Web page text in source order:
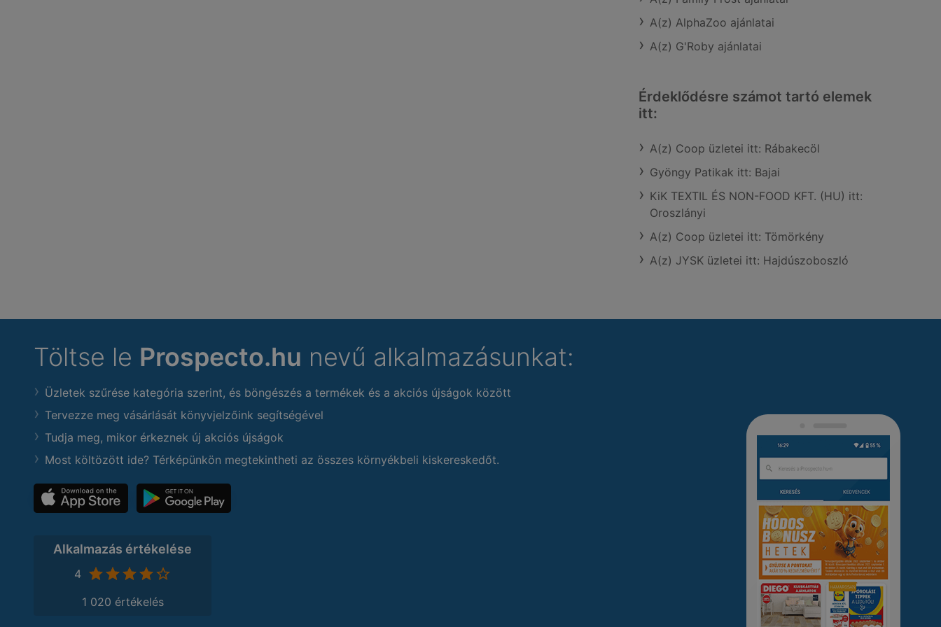
A(z) AlphaZoo ajánlatai
A(z) G'Roby ajánlatai
Érdeklődésre számot tartó elemek
itt:
A(z) Coop üzletei itt: Rábakecöl
Gyöngy Patikak itt: Bajai
KiK TEXTIL ÉS NON-FOOD KFT. (HU) itt:
Oroszlányi
A(z) Coop üzletei itt: Tömörkény
A(z) JYSK üzletei itt: Hajdúszoboszló
Töltse le Prospecto.hu nevű alkalmazásunkat:
Üzletek szűrése kategória szerint, és böngészés a termékek és a akciós újságok között
Tervezze meg vásárlását könyvjelzőink segítségével
Tudja meg, mikor érkeznek új akciós újságok
Most költözött ide? Térképünkön megtekintheti az összes környékbeli kiskereskedőt.
Alkalmazás értékelése
4
1 020 értékelés